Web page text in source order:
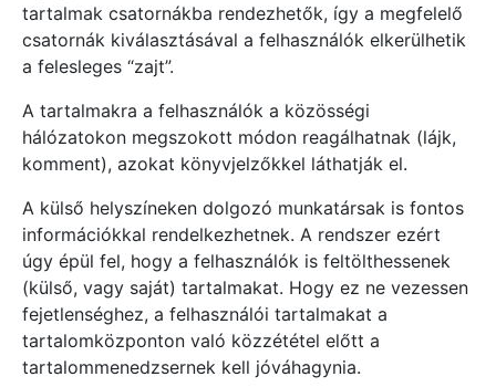
tartalmak csatornákba rendezhetők, így a megfelelő
csatornák kiválasztásával a felhasználók elkerülhetik
a felesleges “zajt”.
A tartalmakra a felhasználók a közösségi
hálózatokon megszokott módon reagálhatnak (lájk,
komment), azokat könyvjelzőkkel láthatják el.
A külső helyszíneken dolgozó munkatársak is fontos
információkkal rendelkezhetnek. A rendszer ezért
úgy épül fel, hogy a felhasználók is feltölthessenek
(külső, vagy saját) tartalmakat. Hogy ez ne vezessen
fejetlenséghez, a felhasználói tartalmakat a
tartalomközponton való közzététel előtt a
tartalommenedzsernek kell jóváhagynia.